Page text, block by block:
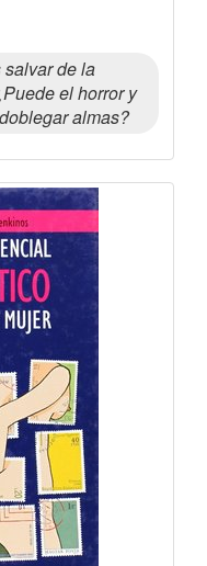
de la
el horror y
almas?